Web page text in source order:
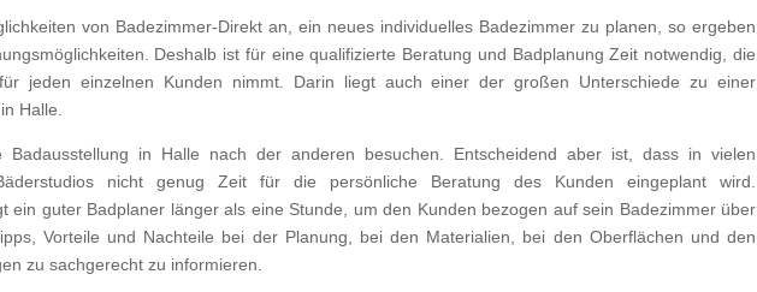
von Badezimmer-Direkt an, ein neues individuelles Badezimmer zu planen, so ergeben
Deshalb ist für eine qualifizierte Beratung und Badplanung Zeit notwendig, die
jeden einzelnen Kunden nimmt. Darin liegt auch einer der großen Unterschiede zu einer
Halle.
Badausstellung in Halle nach der anderen besuchen. Entscheidend aber ist, dass in vielen
nicht genug Zeit für die persönliche Beratung des Kunden eingeplant wird.
ein guter Badplaner länger als eine Stunde, um den Kunden bezogen auf sein Badezimmer über
Vorteile und Nachteile bei der Planung, bei den Materialien, bei den Oberflächen und den
zu sachgerecht zu informieren.